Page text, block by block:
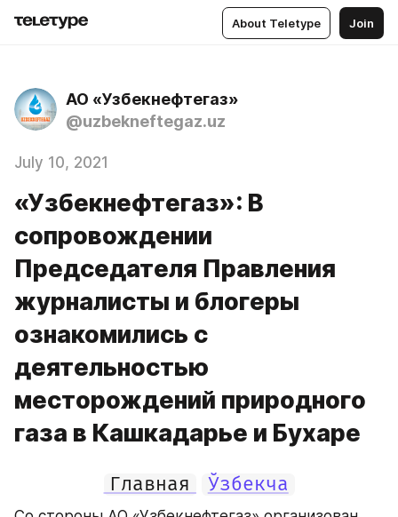
About Teletype Join
АО «Узбекнефтегаз»
@uzbekneftegaz.uz
July 10, 2021
«Узбекнефтегаз»: В
сопровождении
Председателя Правления
журналисты и блогеры
ознакомились с
деятельностью
месторождений природного
газа в Кашкадарье и Бухаре
Главная Ўзбекча